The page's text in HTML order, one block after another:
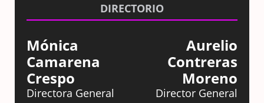
DIRECTORIO
Mónica
Camarena
Crespo
Directora General
Aurelio
Contreras
Moreno
Director General